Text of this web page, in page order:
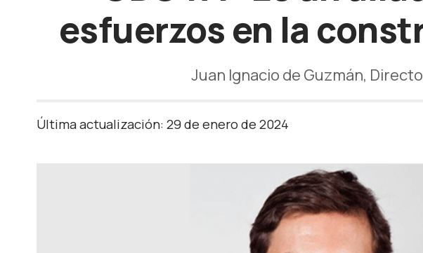
esfuerzos en la
Juan Ignacio de Guzmán,
Última actualización: 29 de enero de 2024